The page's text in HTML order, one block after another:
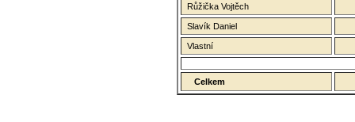
Růžička Vojtěch
Slavík Daniel
Vlastní
Celkem